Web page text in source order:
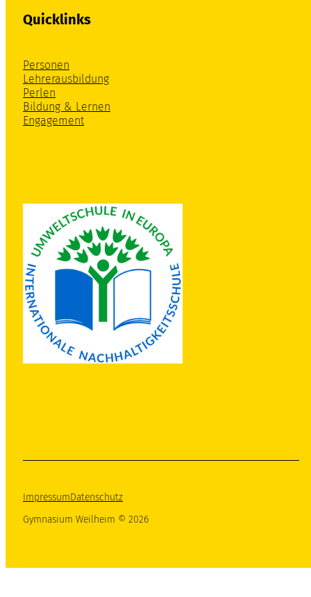
Quicklinks
Personen
Lehrerausbildung
Perlen
Bildung & Lernen
Engagement
ImpressumDatenschutz
Gymnasium Weilheim © 2026